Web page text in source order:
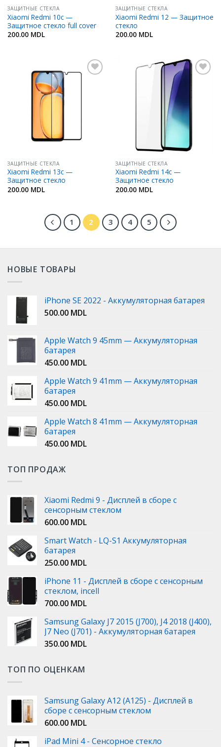
ЗАЩИТНЫЕ СТЕКЛА
Xiaomi Redmi 10c —
Защитное стекло full cover
200.00 MDL
ЗАЩИТНЫЕ СТЕКЛА
Xiaomi Redmi 12 — Защитное
стекло
200.00 MDL
ЗАЩИТНЫЕ СТЕКЛА
Xiaomi Redmi 13c —
Защитное стекло
200.00 MDL
Добавить
Избранное
ЗАЩИТНЫЕ СТЕКЛА
Xiaomi Redmi 14c —
Защитное стекло
200.00 MDL
1 2 3 4 5
НОВЫЕ ТОВАРЫ
iPhone SE 2022 - Аккумуляторная батарея
500.00 MDL
Apple Watch 9 45mm — Аккумуляторная
батарея
450.00 MDL
Apple Watch 9 41mm — Аккумуляторная
батарея
450.00 MDL
Apple Watch 8 41mm — Аккумуляторная
батарея
450.00 MDL
ТОП ПРОДАЖ
Xiaomi Redmi 9 - Дисплей в сборе с
сенсорным стеклом
600.00 MDL
Smart Watch - LQ-S1 Аккумуляторная
батарея
250.00 MDL
iPhone 11 - Дисплей в сборе с сенсорным
стеклом, incell
700.00 MDL
Samsung Galaxy J7 2015 (J700), J4 2018 (J400),
J7 Neo (J701) - Аккумуляторная батарея
350.00 MDL
ТОП ПО ОЦЕНКАМ
Samsung Galaxy A12 (A125) - Дисплей в
сборе с сенсорным стеклом
600.00 MDL
iPad Mini 4 - Сенсорное стекло